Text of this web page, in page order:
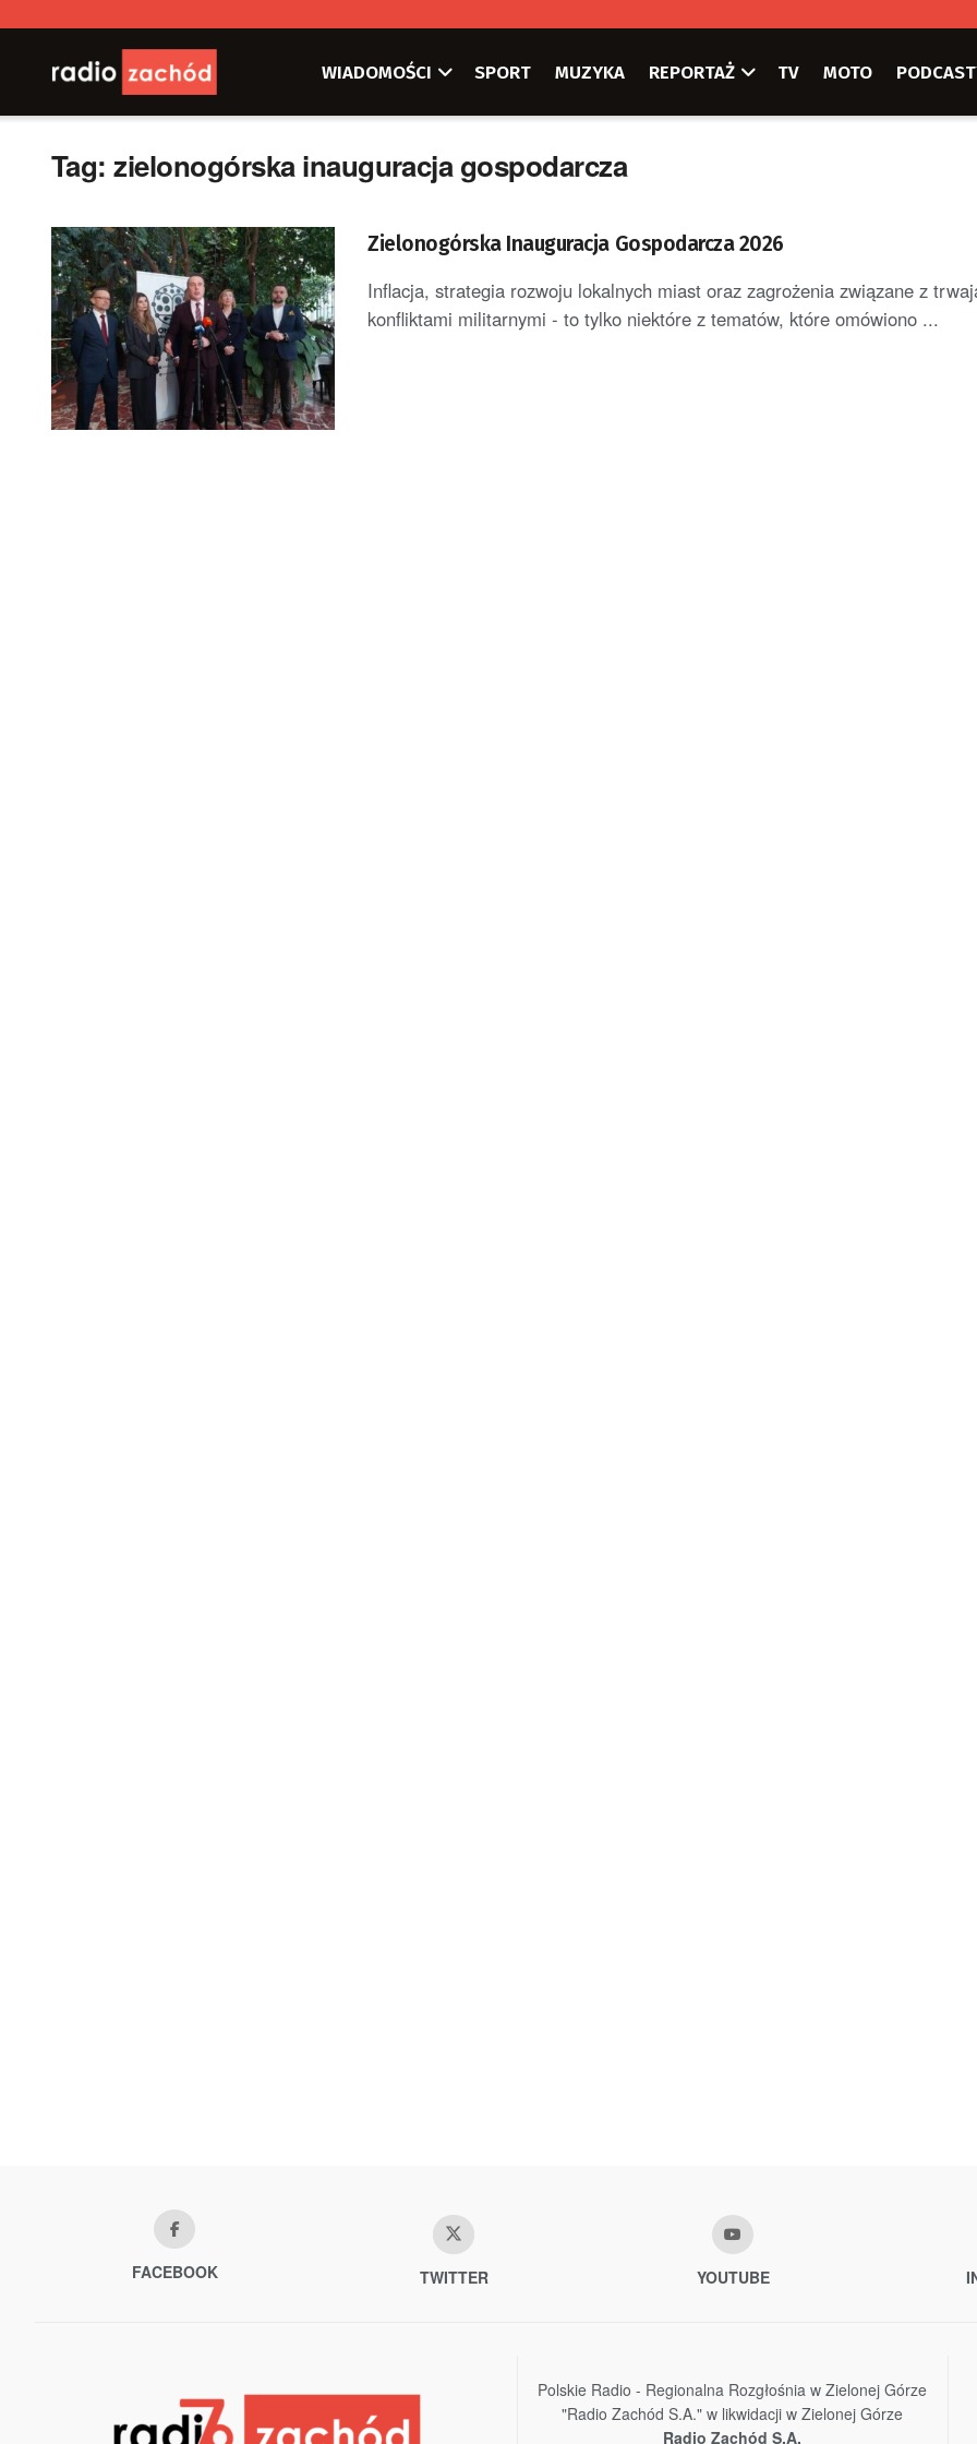
WIADOMOŚCI SPORT MUZYKA REPORTAŻ TV MOTO
Tag:zielonogórska inauguracja gospodarcza
Zielonogórska Inauguracja Gospodarcza 2026
Inflacja, strategia rozwoju lokalnych miast oraz zagrożenia związane z
konfliktami militarnymi - to tylko niektóre z tematów, które omówiono ...
FACEBOOK TWITTER YOUTUBE
Polskie Radio - Regionalna Rozgłośnia w Zielonej Górze
"Radio Zachód S.A." w likwidacji w Zielonej Górze
Radio Zachód S.A.